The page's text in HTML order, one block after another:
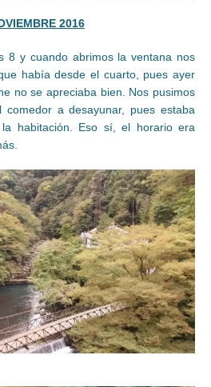
2016
8 y cuando abrimos la ventana nos
había desde el cuarto, pues ayer
no se apreciaba bien. Nos pusimos
a desayunar, pues estaba
habitación. Eso sí, el horario era